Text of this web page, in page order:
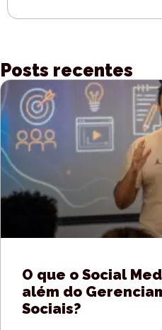
Posts recentes
O que o Social
além do
Sociais?